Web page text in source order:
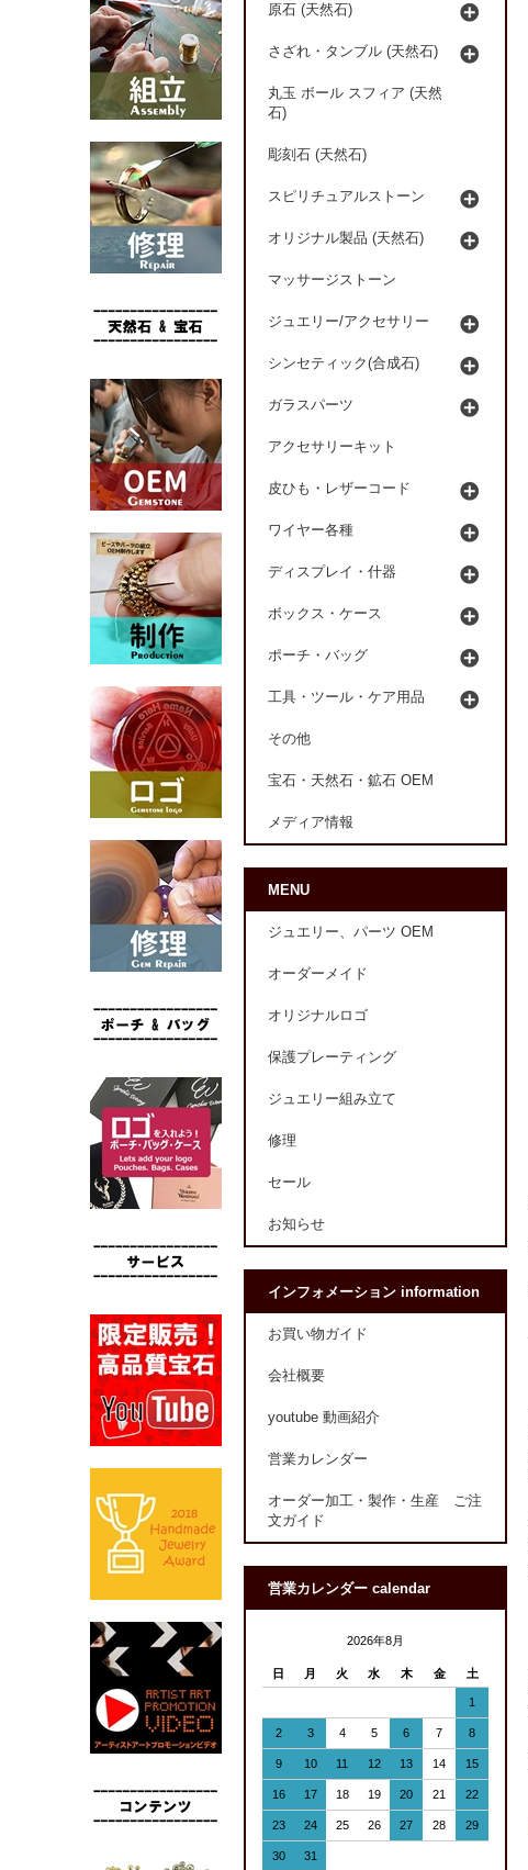
原石 (天然石)
さざれ・タンブル (天然石)
丸玉 ボール スフィア (天然
石)
彫刻石 (天然石)
スピリチュアルストーン
オリジナル製品 (天然石)
マッサージストーン
ジュエリー/アクセサリー
シンセティック(合成石)
ガラスパーツ
アクセサリーキット
皮ひも・レザーコード
ワイヤー各種
ディスプレイ・什器
ボックス・ケース
ポーチ・バッグ
工具・ツール・ケア用品
その他
宝石・天然石・鉱石 OEM
メディア情報
MENU
ジュエリー、パーツ OEM
オーダーメイド
オリジナルロゴ
保護プレーティング
ジュエリー組み立て
修理
セール
お知らせ
インフォメーション information
お買い物ガイド
会社概要
youtube 動画紹介
営業カレンダー
オーダー加工・製作・生産 ご注
文ガイド
営業カレンダー calendar
2026年8月
日 月 火 水 木 金 土
1
2 3 4 5 6 7 8
9 10 11 12 13 14 15
16 17 18 19 20 21 22
23 24 25 26 27 28 29
30 31